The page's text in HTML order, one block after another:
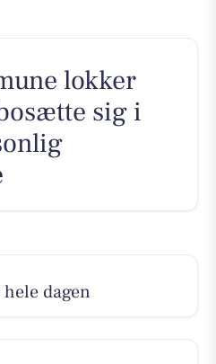
lokker
sig i
dagen